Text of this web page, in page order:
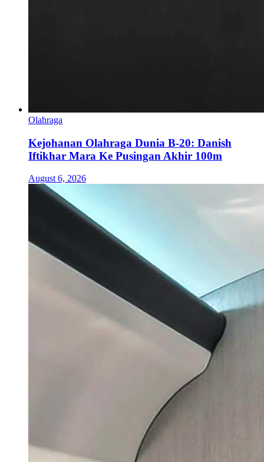
Olahraga
Kejohanan Olahraga Dunia B-20: Danish
Iftikhar Mara Ke Pusingan Akhir 100m
August 6, 2026